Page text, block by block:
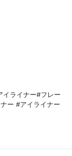
ライナー#フレー
ー #アイライナー